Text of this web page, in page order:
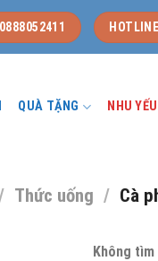
QUÀ TẶNG NHU
Thức uống / Cà
Không tìm